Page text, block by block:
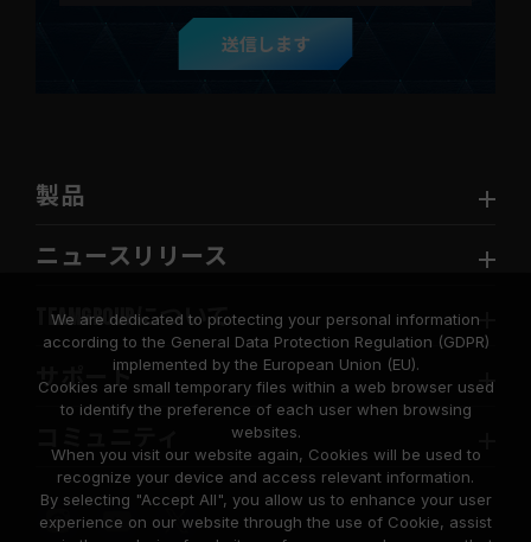
送信します
製品
ニュースリリース
TEAMGROUPについて
サポート
We are dedicated to protecting your personal information
according to the General Data Protection Regulation (GDPR)
implemented by the European Union (EU).
Cookies are small temporary files within a web browser used
to identify the preference of each user when browsing
websites.
When you visit our website again, Cookies will be used to
recognize your device and access relevant information.
By selecting "Accept All", you allow us to enhance your user
experience on our website through the use of Cookie, assist